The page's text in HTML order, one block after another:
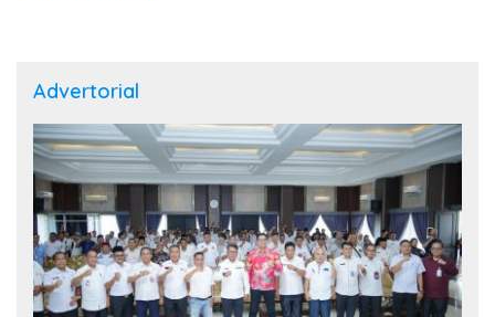
Advertorial